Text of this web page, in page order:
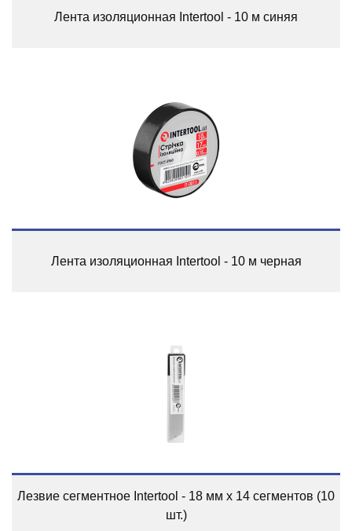
Лента изоляционная Intertool - 10 м синяя
Лента изоляционная Intertool - 10 м черная
Лезвие сегментное Intertool - 18 мм x 14 сегментов (10
шт.)